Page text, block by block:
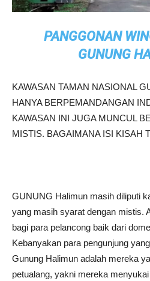
PANGGONAN
GUNUNG
KAWASAN TAMAN NASIONAL
HANYA BERPEMANDANGAN
KAWASAN INI JUGA MUNCUL
MISTIS. BAGAIMANA ISI KISAH
GUNUNG Halimun masih diliputi
yang masih syarat dengan mistis.
bagi para pelancong baik dari
Kebanyakan para pengunjung
Gunung Halimun adalah mereka
petualang, yakni mereka